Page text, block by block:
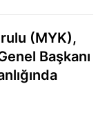
(MYK),
Başkanı